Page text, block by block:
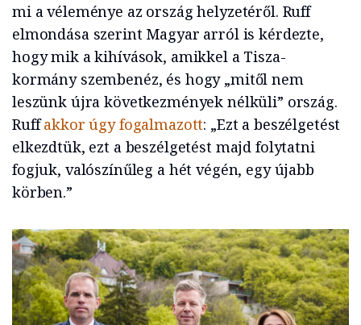
mi a véleménye az ország helyzetéről. Ruff
elmondása szerint Magyar arról is kérdezte,
hogy mik a kihívások, amikkel a Tisza-
kormány szembenéz, és hogy „mitől nem
leszünk újra következmények nélküli” ország.
Ruffakkor úgy fogalmazott: „Ezt a beszélgetést
elkezdtük, ezt a beszélgetést majd folytatni
fogjuk, valószínűleg a hét végén, egy újabb
körben.”